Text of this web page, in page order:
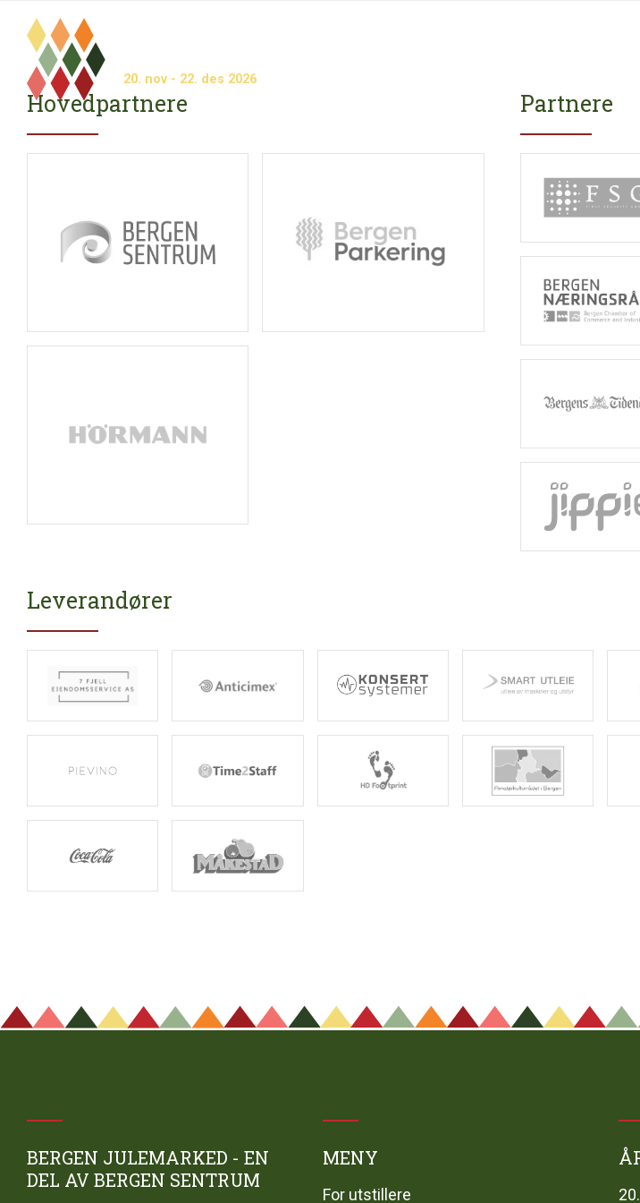
20. nov - 22. des 2026
Hovedpartnere Partnere
Leverandører
BERGEN JULEMARKED - EN
DEL AV BERGEN SENTRUM
MENY
For utstillere